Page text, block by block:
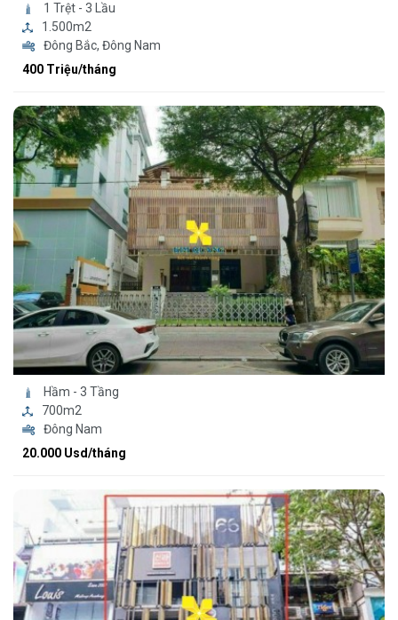
1 Trệt - 3 Lầu
1.500m2
Đông Bắc, Đông Nam
400 Triệu/tháng
Hầm - 3 Tầng
700m2
Đông Nam
20.000 Usd/tháng